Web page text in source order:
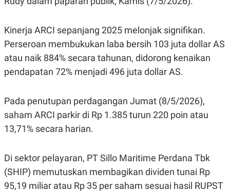
Kinerja ARCI sepanjang 2025 melonjak signifikan.
Perseroan membukukan laba bersih 103 juta dollar AS
atau naik 884% secara tahunan, didorong kenaikan
pendapatan 72% menjadi 496 juta dollar AS.
Pada penutupan perdagangan Jumat (8/5/2026),
saham ARCI parkir di Rp 1.385 turun 220 poin atau
13,71% secara harian.
Di sektor pelayaran, PT Sillo Maritime Perdana Tbk
(SHIP) memutuskan membagikan dividen tunai Rp
95,19 miliar atau Rp 35 per saham sesuai hasil RUPST